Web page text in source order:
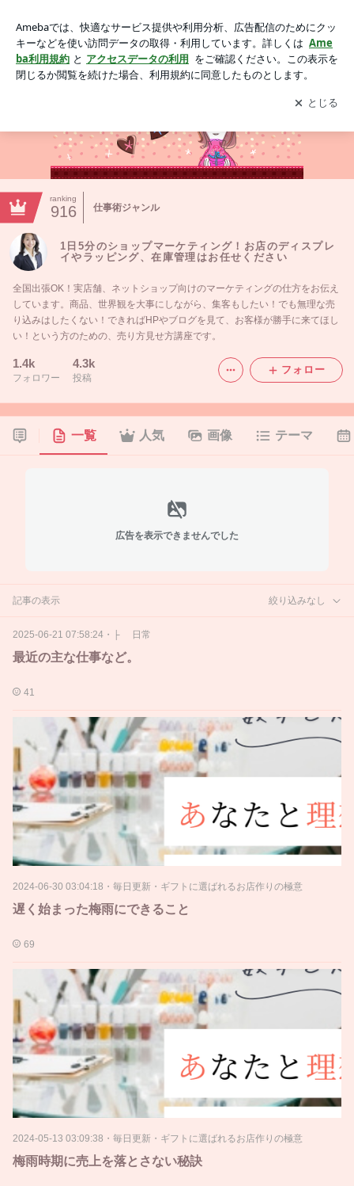
ッピング、在庫管理はお任せください
アプリをダウンロードして ブログの更新通知
を受け取りまし
ょう。
開く
ranking
916 仕事術ジャンル
1日5分のショップマーケティング！お店のディスプレ
イやラッピング、在庫管理はお任せください
全国出張OK！実店舗、ネットショップ向けのマーケティングの仕方をお伝え
しています。商品、世界観を大事にしながら、集客もしたい！でも無理な売
り込みはしたくない！できればHPやブログを見て、お客様が勝手に来てほし
い！という方のための、売り方見せ方講座です。
1.4k
フォロワー
4.3k
投稿
フォロー
一覧 人気 画像 テーマ
広告を表示できませんでした
記事の表示 絞り込みなし
2025-06-21 07:58:24 ・ ├ 日常
最近の主な仕事など。
41
2024-06-30 03:04:18 ・ 毎日更新・ギフトに選ばれるお店作りの極意
遅く始まった梅雨にできること
69
2024-05-13 03:09:38 ・ 毎日更新・ギフトに選ばれるお店作りの極意
梅雨時期に売上を落とさない秘訣